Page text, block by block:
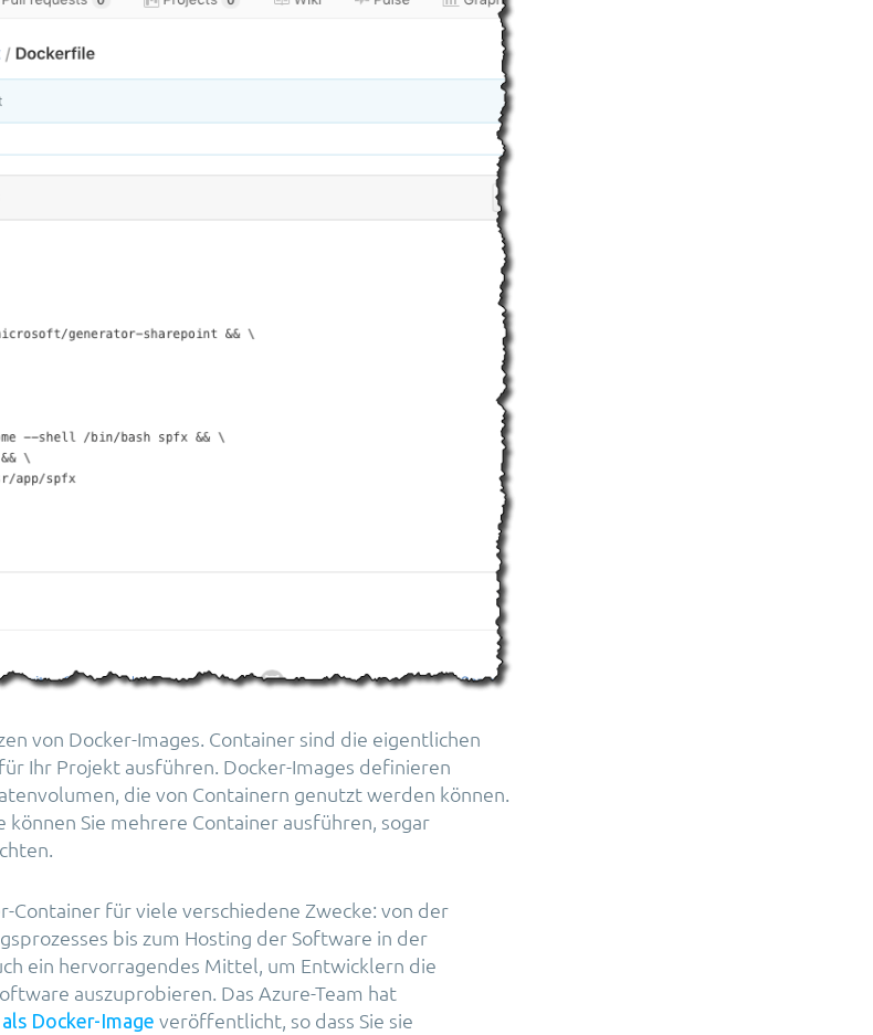
von Docker-Images. Container sind die eigentlichen
Ihr Projekt ausführen. Docker-Images definieren
die von Containern genutzt werden können.
Sie mehrere Container ausführen, sogar
Container für viele verschiedene Zwecke: von der
bis zum Hosting der Software in der
ein hervorragendes Mittel, um Entwicklern die
auszuprobieren. Das Azure-Team hat
Docker-Image veröffentlicht, so dass Sie sie